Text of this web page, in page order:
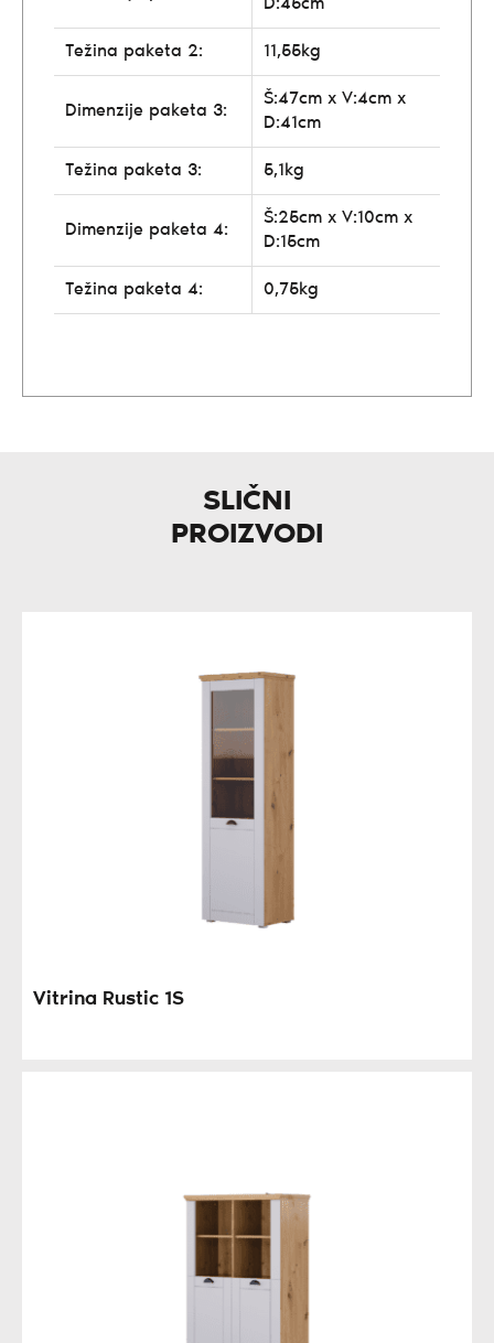
D:45cm
Težina paketa 2: 11,55kg
Dimenzije paketa 3:
Š:47cm x V:4cm x
D:41cm
Težina paketa 3: 5,1kg
Dimenzije paketa 4:
Š:25cm x V:10cm x
D:15cm
Težina paketa 4: 0,75kg
SLIČNI
PROIZVODI
Vitrina Rustic 1S